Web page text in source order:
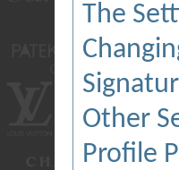
The
Other
Profile